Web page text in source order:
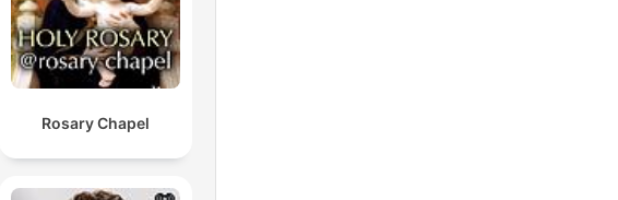
Rosary Chapel